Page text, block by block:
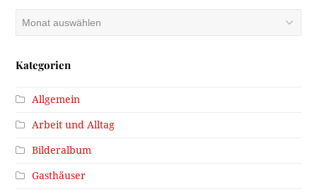
Kategorien
Allgemein
Arbeit und Alltag
Bilderalbum
Gasthäuser